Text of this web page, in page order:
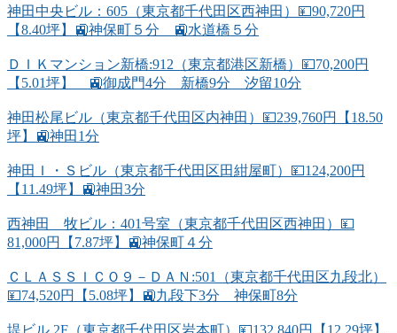
神田中央ビル：605（東京都千代田区西神田）💴90,720円
【8.40坪】🚉神保町５分 🚉水道橋５分
ＤＩＫマンション新橋:912（東京都港区新橋）💴70,200円
【5.01坪】 🚉御成門4分 新橋9分 汐留10分
神田松尾ビル（東京都千代田区内神田）💴239,760円【18.50
坪】🚉神田1分
神田Ｉ・Ｓビル（東京都千代田区田紺屋町）💴124,200円
【11.49坪】🚉神田3分
西神田 牧ビル：401号室（東京都千代田区西神田）💴
81,000円【7.87坪】🚉神保町４分
ＣＬＡＳＳＩＣＯ９－ＤＡＮ:501（東京都千代田区九段北）
💴74,520円【5.08坪】🚉九段下3分 神保町8分